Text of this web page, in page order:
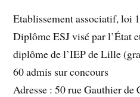
Etablissement associatif, loi
Diplôme ESJ visé par l’État
diplôme de l’IEP de Lille
60 admis sur concours
Adresse : 50 rue Gauthier